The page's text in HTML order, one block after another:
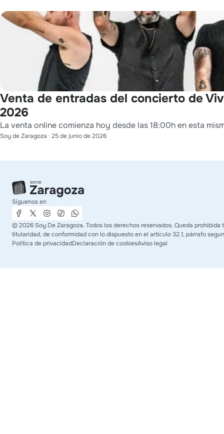
Venta de entradas del concierto de
2026
La venta online comienza hoy desde las 18:00h en esta
Soy de Zaragoza · 25 de junio de 2026
Síguenos en
©2026 Soy De Zaragoza. Todos los derechos reservados. Queda
titularidad, de conformidad con lo dispuesto en el artículo 32.1, párrafo
Política de privacidadDeclaración de cookiesAviso legal